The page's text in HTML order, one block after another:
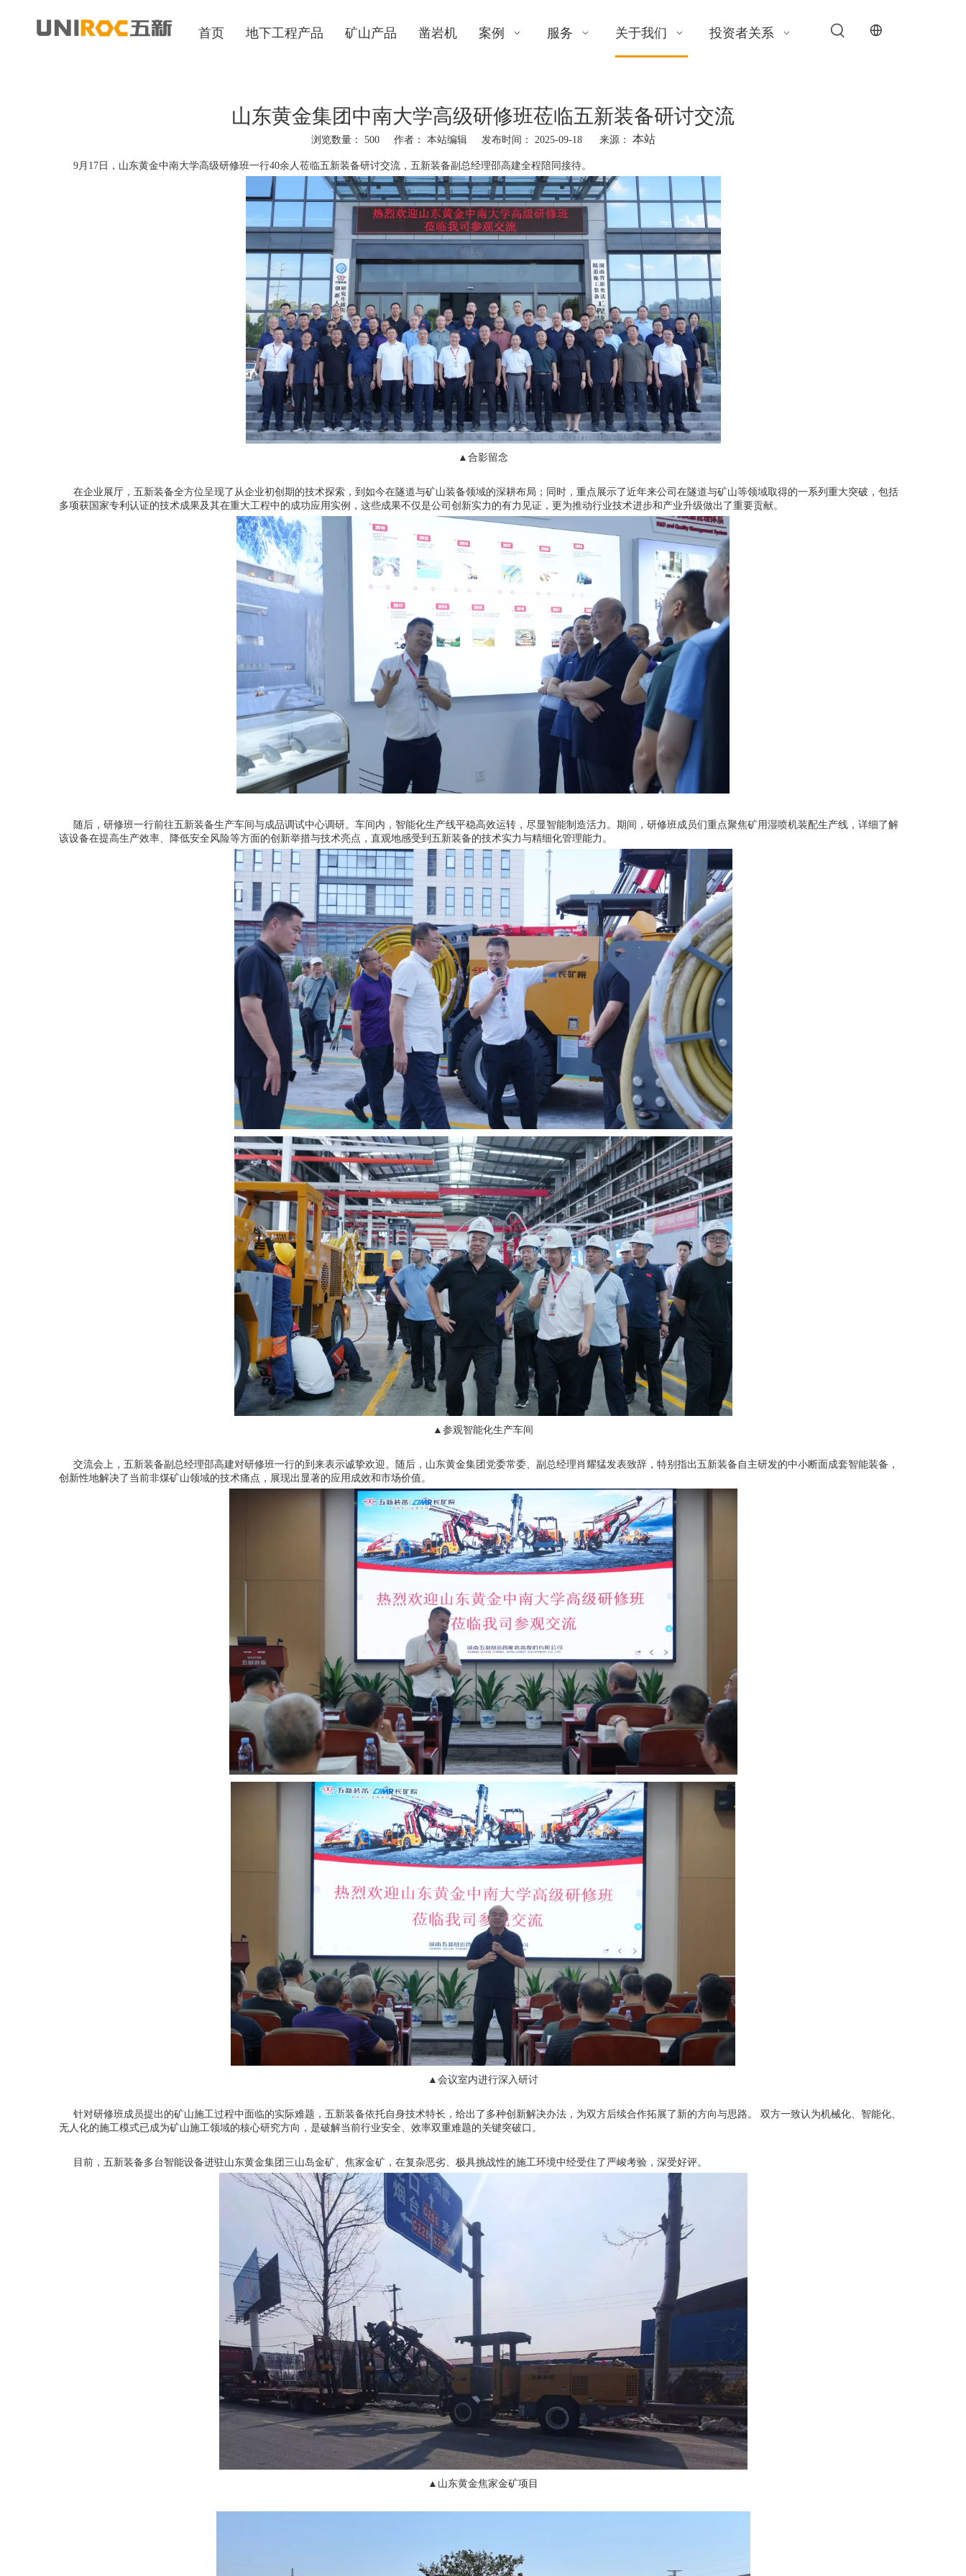
首页 地下工程产品 矿山产品 凿岩机 案例 服务 关于我们 投资者关系
山东黄金集团中南大学高级研修班莅临五新装备研讨交流
浏览数量： 500作者： 本站编辑 发布时间： 2025-09-18 来源： 本站
["wechat","weibo","qzone","douban","email"]
9月17日，山东黄金中南大学高级研修班一行40余人莅临五新装备研讨交流，五新装备副总经理邵高建全程陪同接待。
▲合影留念
在企业展厅，五新装备全方位呈现了从企业初创期的技术探索，到如今在隧道与矿山装备领域的深耕布局；同时，重点展示了近年来公司在隧道与矿山等领域取得的一系列重大突破，包括
多项获国家专利认证的技术成果及其在重大工程中的成功应用实例，这些成果不仅是公司创新实力的有力见证，更为推动行业技术进步和产业升级做出了重要贡献。
随后，研修班一行前往五新装备生产车间与成品调试中心调研。车间内，智能化生产线平稳高效运转，尽显智能制造活力。期间，研修班成员们重点聚焦矿用湿喷机装配生产线，详细了解
该设备在提高生产效率、降低安全风险等方面的创新举措与技术亮点，直观地感受到五新装备的技术实力与精细化管理能力。
▲参观智能化生产车间
交流会上，五新装备副总经理邵高建对研修班一行的到来表示诚挚欢迎。随后，山东黄金集团党委常委、副总经理肖耀猛发表致辞，特别指出五新装备自主研发的中小断面成套智能装备，
创新性地解决了当前非煤矿山领域的技术痛点，展现出显著的应用成效和市场价值。
▲会议室内进行深入研讨
针对研修班成员提出的矿山施工过程中面临的实际难题，五新装备依托自身技术特长，给出了多种创新解决办法，为双方后续合作拓展了新的方向与思路。 双方一致认为机械化、智能化、
无人化的施工模式已成为矿山施工领域的核心研究方向，是破解当前行业安全、效率双重难题的关键突破口。
目前，五新装备多台智能设备进驻山东黄金集团三山岛金矿、焦家金矿，在复杂恶劣、极具挑战性的施工环境中经受住了严峻考验，深受好评。
▲山东黄金焦家金矿项目